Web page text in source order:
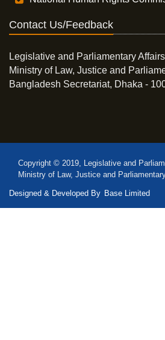
Contact Us/Feedback
Legislative and Parliamentary
Ministry of Law, Justice and
Bangladesh Secretariat, Dhaka -
Copyright © 2019, Legislative and
Ministry of Law, Justice and
Designed & Developed By Base Limited